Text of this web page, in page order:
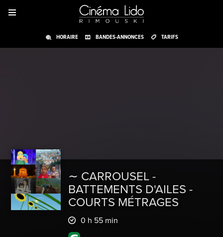
HORAIRE BANDES-ANNONCES TARIFS
∼ CARROUSEL -
BATTEMENTS D'AILES -
COURTS MÉTRAGES
0 h 55 min